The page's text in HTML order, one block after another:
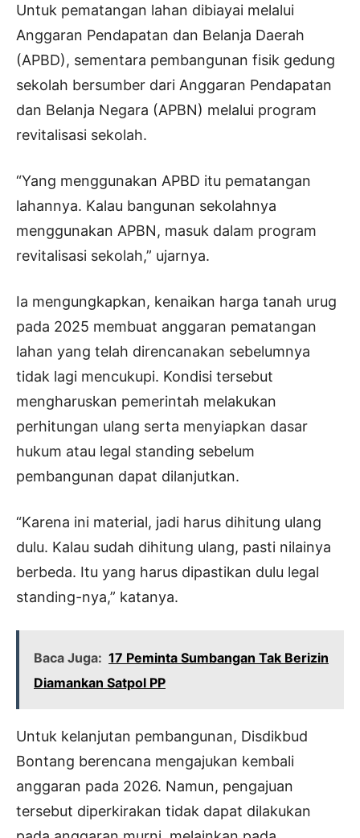
Untuk pematangan lahan dibiayai melalui
Anggaran Pendapatan dan Belanja Daerah
(APBD), sementara pembangunan fisik gedung
sekolah bersumber dari Anggaran Pendapatan
dan Belanja Negara (APBN) melalui program
revitalisasi sekolah.
“Yang menggunakan APBD itu pematangan
lahannya. Kalau bangunan sekolahnya
menggunakan APBN, masuk dalam program
revitalisasi sekolah,” ujarnya.
Ia mengungkapkan, kenaikan harga tanah urug
pada 2025 membuat anggaran pematangan
lahan yang telah direncanakan sebelumnya
tidak lagi mencukupi. Kondisi tersebut
mengharuskan pemerintah melakukan
perhitungan ulang serta menyiapkan dasar
hukum atau legal standing sebelum
pembangunan dapat dilanjutkan.
“Karena ini material, jadi harus dihitung ulang
dulu. Kalau sudah dihitung ulang, pasti nilainya
berbeda. Itu yang harus dipastikan dulu legal
standing-nya,” katanya.
Baca Juga: 17 Peminta Sumbangan Tak Berizin
Diamankan Satpol PP
Untuk kelanjutan pembangunan, Disdikbud
Bontang berencana mengajukan kembali
anggaran pada 2026. Namun, pengajuan
tersebut diperkirakan tidak dapat dilakukan